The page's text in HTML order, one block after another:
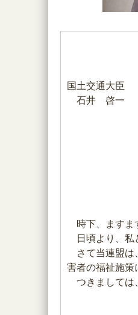
国土交通大臣
石井 啓一
時下、ますま
日頃より、私
さて当連盟は
害者の福祉施策
つきましては